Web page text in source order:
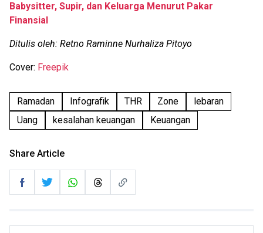
Babysitter, Supir, dan Keluarga Menurut Pakar
Finansial
Ditulis oleh: Retno Raminne Nurhaliza Pitoyo
Cover: Freepik
Ramadan Infografik THR Zone
lebaran
Uang
kesalahan keuangan Keuangan
Share Article